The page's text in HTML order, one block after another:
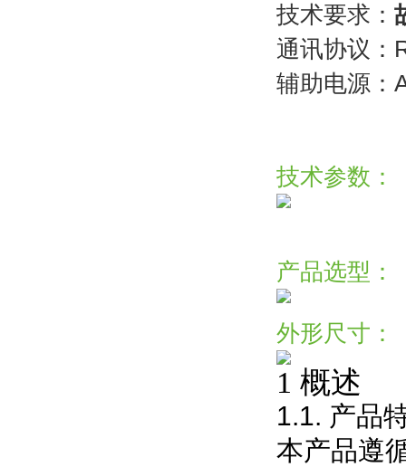
技术要求：
通讯协议：
辅助电源：
技术参数：
产品选型：
外形尺寸：
1 概述
1.1. 产品
本产品遵